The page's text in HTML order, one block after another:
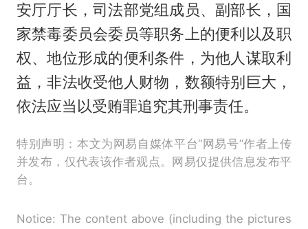
安厅厅长，司法部党组成员、副部长，国
家禁毒委员会委员等职务上的便利以及职
权、地位形成的便利条件，为他人谋取利
益，非法收受他人财物，数额特别巨大，
依法应当以受贿罪追究其刑事责任。
特别声明：本文为网易自媒体平台“网易号”作者上传
并发布，仅代表该作者观点。网易仅提供信息发布平
台。
Notice: The content above (including the pictures